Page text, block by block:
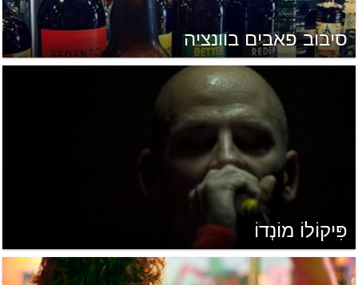
סיבוב פאבים בוונציה
פִּיקוֹלוֹ מוֹנְדוֹ